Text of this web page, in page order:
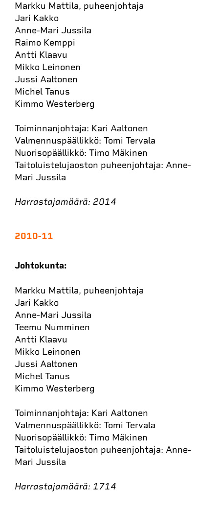
Markku Mattila, puheenjohtaja
Jari Kakko
Anne-Mari Jussila
Raimo Kemppi
Antti Klaavu
Mikko Leinonen
Jussi Aaltonen
Michel Tanus
Kimmo Westerberg
Toiminnanjohtaja: Kari Aaltonen
Valmennuspäällikkö: Tomi Tervala
Nuorisopäällikkö: Timo Mäkinen
Taitoluistelujaoston puheenjohtaja: Anne-
Mari Jussila
Harrastajamäärä: 2014
2010-11
Johtokunta:
Markku Mattila, puheenjohtaja
Jari Kakko
Anne-Mari Jussila
Teemu Numminen
Antti Klaavu
Mikko Leinonen
Jussi Aaltonen
Michel Tanus
Kimmo Westerberg
Toiminnanjohtaja: Kari Aaltonen
Valmennuspäällikkö: Tomi Tervala
Nuorisopäällikkö: Timo Mäkinen
Taitoluistelujaoston puheenjohtaja: Anne-
Mari Jussila
Harrastajamäärä: 1714